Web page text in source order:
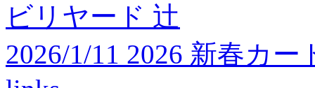
ビリヤード 辻
2026/1/11 2026 新春カ